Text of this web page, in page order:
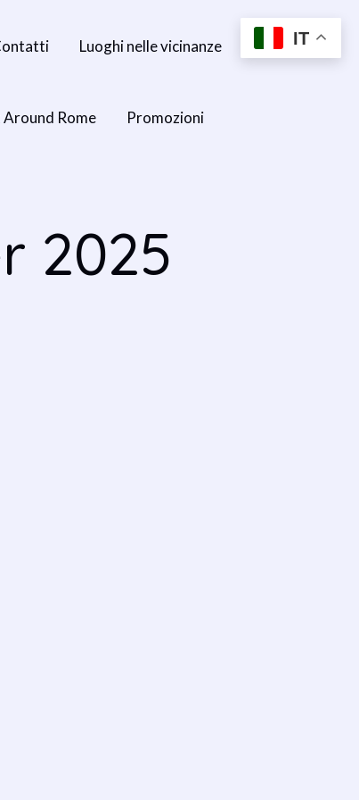
Luoghi nelle vicinanze
Rome Promozioni
2025
IT